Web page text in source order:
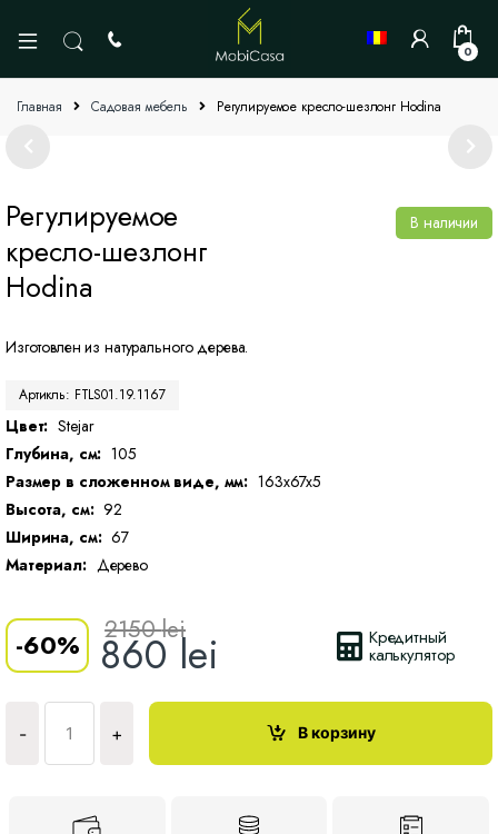
0
Главная Садовая мебель Регулируемое кресло-шезлонг Hodina
Регулируемое
кресло-шезлонг
Hodina
Изготовлен из натурального дерева.
Артикль: FTLS01.19.1167
Цвет: Stejar
Глубина, см: 105
Размер в сложенном виде, мм: 163x67x5
Высота, см: 92
Ширина, см: 67
Материал: Дерево
-60% 860lei
2150lei Кредитный
калькулятор
В наличии
-
Количество
Регулируемое
шезлонг
+ В корзину